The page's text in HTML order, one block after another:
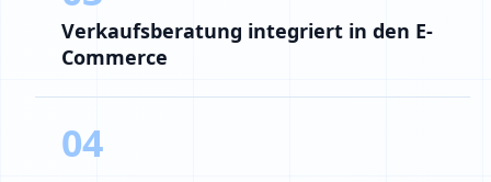
Verkaufsberatung integriert in den E-
Commerce
04